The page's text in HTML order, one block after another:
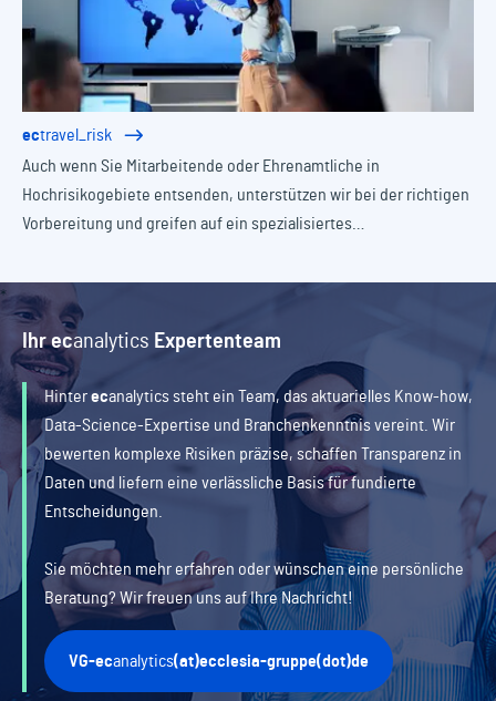
ectravel_risk
Auch wenn Sie Mitarbeitende oder Ehrenamtliche in
Hochrisikogebiete entsenden, unterstützen wir bei der richtigen
Vorbereitung und greifen auf ein spezialisiertes
jederzeit verfügbar ist.
Ihrecanalytics Expertenteam
Hinterecanalyticssteht ein Team, das aktuarielles Know-how,
Data-Science-Expertise und Branchenkenntnis vereint. Wir
bewerten komplexe Risiken präzise, schaffen Transparenz in
Daten und liefern eine verlässliche Basis für fundierte
Entscheidungen.
Sie möchten mehr erfahren oder wünschen eine persönliche
Beratung? Wir freuen uns auf Ihre Nachricht!
VG-ecanalytics(at)ecclesia-gruppe(dot)de